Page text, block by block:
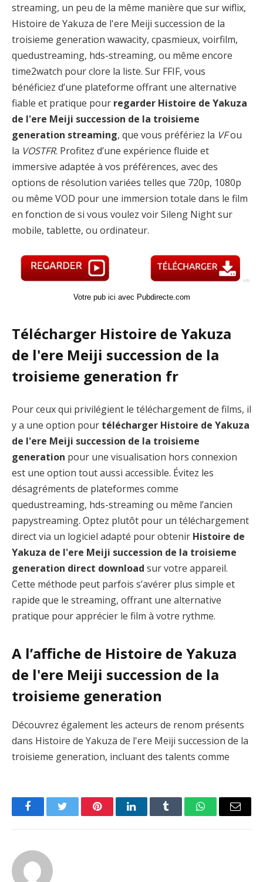
streaming, un peu de la même manière que sur wiflix,
Histoire de Yakuza de l'ere Meiji succession de la
troisieme generation wawacity, cpasmieux, voirfilm,
quedustreaming, hds-streaming, ou même encore
time2watch pour clore la liste. Sur FFIF, vous
bénéficiez d’une plateforme offrant une alternative
fiable et pratique pour regarder Histoire de Yakuza
de l'ere Meiji succession de la troisieme
generation streaming, que vous préfériez la VFou
la VOSTFR. Profitez d’une expérience fluide et
immersive adaptée à vos préférences, avec des
options de résolution variées telles que 720p, 1080p
ou même VOD pour une immersion totale dans le film
en fonction de si vous voulez voir Sileng Night sur
mobile, tablette, ou ordinateur.
Votre pub ici avec Pubdirecte.com
Télécharger Histoire de Yakuza
de l'ere Meiji succession de la
troisieme generation fr
Pour ceux qui privilégient le téléchargement de films, il
y a une option pour télécharger Histoire de Yakuza
de l'ere Meiji succession de la troisieme
generation pour une visualisation hors connexion
est une option tout aussi accessible. Évitez les
désagréments de plateformes comme
quedustreaming, hds-streaming ou même l’ancien
papystreaming. Optez plutôt pour un téléchargement
direct via un logiciel adapté pour obtenir Histoire de
Yakuza de l'ere Meiji succession de la troisieme
generation direct download sur votre appareil.
Cette méthode peut parfois s’avérer plus simple et
rapide que le streaming, offrant une alternative
pratique pour apprécier le film à votre rythme.
A l’affiche de Histoire de Yakuza
de l'ere Meiji succession de la
troisieme generation
Découvrez également les acteurs de renom présents
dans Histoire de Yakuza de l'ere Meiji succession de la
troisieme generation, incluant des talents comme
FacebookTwitter PinterestLinkedInTumblr WhatsAppEmail